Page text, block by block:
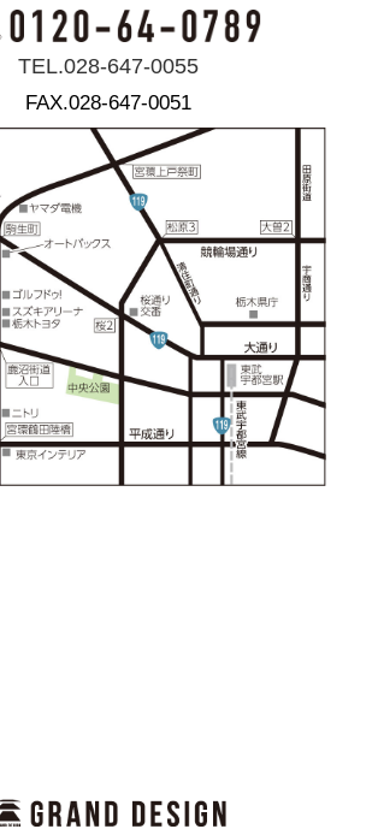
TEL.028-647-0055
FAX.028-647-0051